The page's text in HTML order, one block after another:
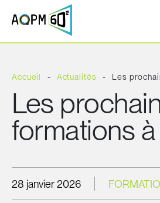
Accueil Actualités Les
Les
formations
28 janvier 2026